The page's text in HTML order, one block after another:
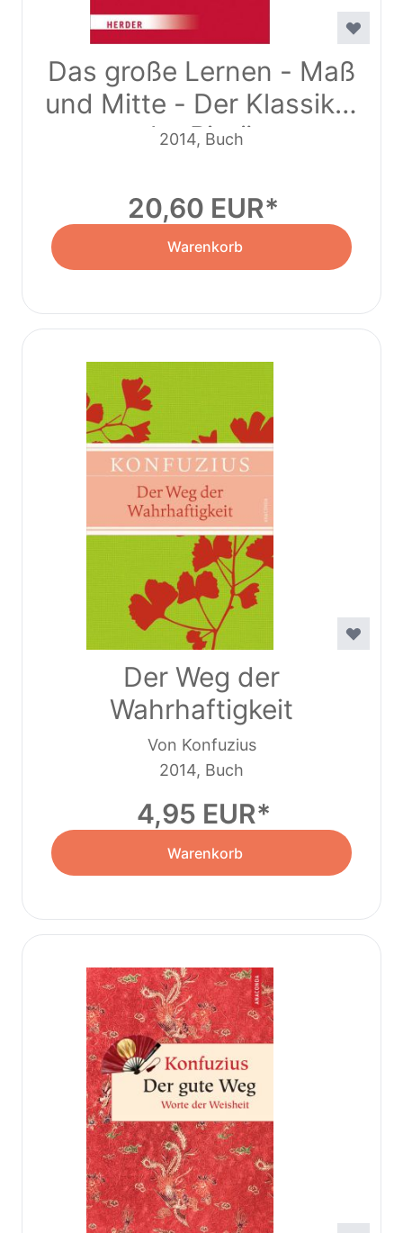
Das große Lernen - Maß
und Mitte - Der Klassiker
der Pietät
2014, Buch
20,60 EUR
Warenkorb
Der Weg der
Wahrhaftigkeit
Von Konfuzius
2014, Buch
4,95 EUR
Warenkorb